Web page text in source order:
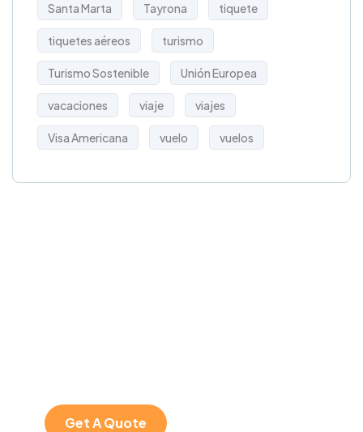
Santa Marta Tayrona tiquete
tiquetes aéreos turismo
Turismo Sostenible Unión Europea
vacaciones viaje viajes
Visa Americana vuelo vuelos
Get A Quote